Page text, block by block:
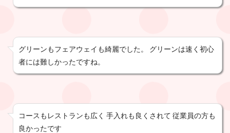
グリーンもフェアウェイも綺麗でした。 グリーンは速く初心
者には難しかったですね。
コースもレストランも広く 手入れも良くされて 従業員の方も
良かったです